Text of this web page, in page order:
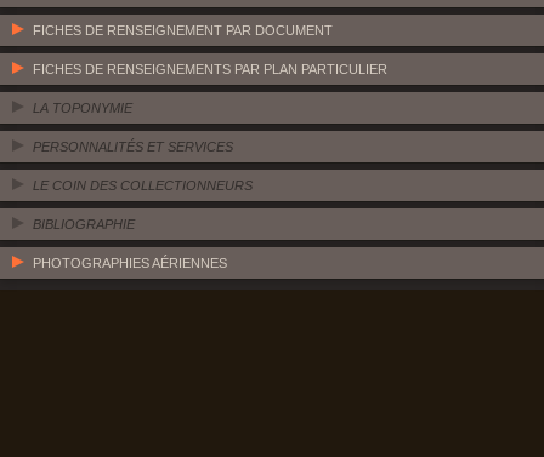
FICHES DE RENSEIGNEMENT PAR DOCUMENT
FICHES DE RENSEIGNEMENTS PAR PLAN PARTICULIER
LA TOPONYMIE
PERSONNALITÉS ET SERVICES
LE COIN DES COLLECTIONNEURS
BIBLIOGRAPHIE
PHOTOGRAPHIES AÉRIENNES